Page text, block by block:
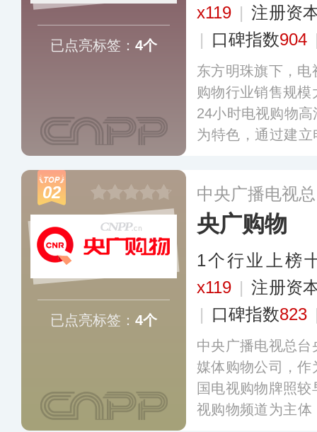
已点亮标签： 4个
x119 | 注册资
| 口碑指数904
东方明珠旗下，
购物行业销售规
24小时电视购物
为特色，通过建
式。更多
02
已点亮标签： 4个
中央广播电视
央广购物
1个行业上榜
x119 | 注册资
| 口碑指数823
中央广播电视总
媒体购物公司，
国电视购物牌照
视购物频道为主